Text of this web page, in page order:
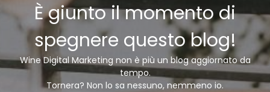
È giunto il momento di
spegnere questo blog!
Wine Digital Marketing non è più un blog aggiornato da
tempo.
Tornera? Non lo sa nessuno, nemmeno io.